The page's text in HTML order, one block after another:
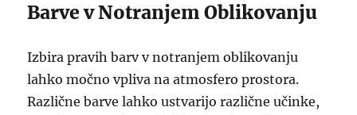
Barve v Notranjem Oblikovanju
Izbira pravih barv v notranjem oblikovanju
lahko močno vpliva na atmosfero prostora.
Različne barve lahko ustvarijo različne učinke,